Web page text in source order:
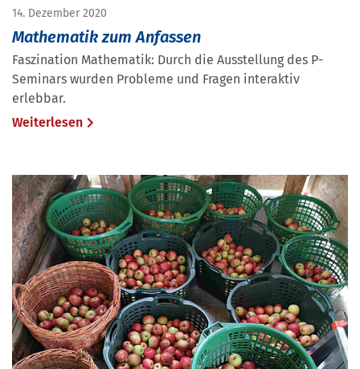
14. Dezember 2020
Mathematik zum Anfassen
Faszination Mathematik: Durch die Ausstellung des P-
Seminars wurden Probleme und Fragen interaktiv
erlebbar.
Weiterlesen